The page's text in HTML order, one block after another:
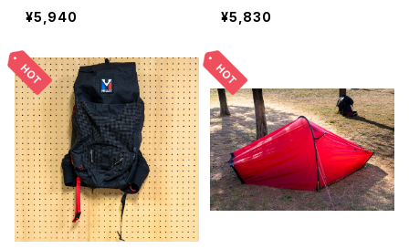
ル
¥5,940
ル
¥5,830